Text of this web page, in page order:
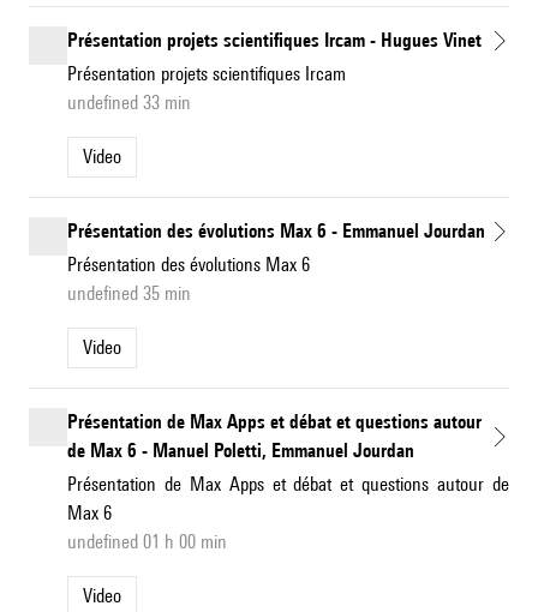
Présentation projets scientifiques Ircam - Hugues Vinet
Présentation projets scientifiques Ircam
undefined 33 min
Video
Présentation des évolutions Max 6 - Emmanuel Jourdan
Présentation des évolutions Max 6
undefined 35 min
Video
Présentation de Max Apps et débat et questions autour
de Max 6 - Manuel Poletti, Emmanuel Jourdan
Présentation de Max Apps et débat et questions autour de
Max 6
undefined 01 h 00 min
Video